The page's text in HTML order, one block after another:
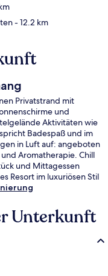
- 12.2 km
Privatstrand mit
und
Aktivitäten wie
Badespaß und im
in Luft auf: angeboten
Aromatherapie. Chill
und Mittagessen
Resort im luxuriösen Stil
Unterkunft